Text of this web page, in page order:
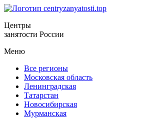
Центры
занятости России
Меню
Все регионы
Московская область
Ленинградская
Татарстан
Новосибирская
Мурманская